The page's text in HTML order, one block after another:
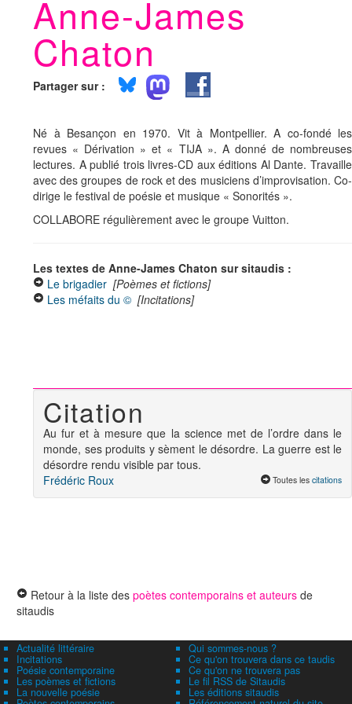
Anne-James
Chaton
Partager sur :
Né à Besançon en 1970. Vit à Montpellier. A co-fondé les
revues « Dérivation » et « TIJA ». A donné de nombreuses
lectures. A publié trois livres-CD aux éditions Al Dante. Travaille
avec des groupes de rock et des musiciens d’improvisation. Co-
dirige le festival de poésie et musique « Sonorités ».
COLLABORE régulièrement avec le groupe Vuitton.
Les textes de Anne-James Chaton sur sitaudis :
Le brigadier [Poèmes et fictions]
Les méfaits du © [Incitations]
Citation
Au fur et à mesure que la science met de l’ordre dans le
monde, ses produits y sèment le désordre. La guerre est le
désordre rendu visible par tous.
Frédéric Roux
Toutes les citations
Retour à la liste des poètes contemporains et auteurs de
sitaudis
Actualité littéraire
Incitations
Poésie contemporaine
Les poèmes et fictions
La nouvelle poésie
Qui sommes-nous ?
Ce qu'on trouvera dans ce taudis
Ce qu'on ne trouvera pas
Le fil RSS de Sitaudis
Les éditions sitaudis